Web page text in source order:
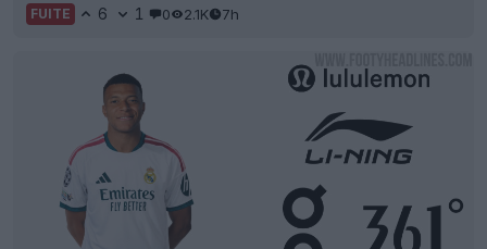
FUITE 6 1 0 2.1K 7h